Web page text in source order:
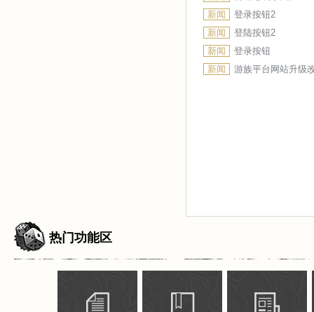
新闻
登录按钮2
新闻
登陆按钮2
新闻
登录按钮
新闻
游族平台网站升级
热门功能区